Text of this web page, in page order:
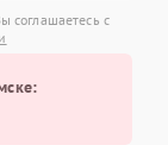
соглашаетесь с